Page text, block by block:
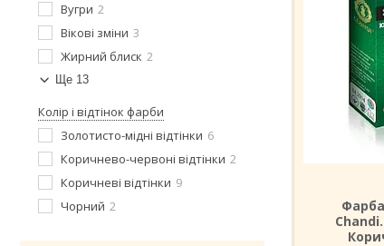
Вугри 2
Вікові зміни 3
Жирний блиск 2
Ще 13
Колір і відтінок фарби
Золотисто-мідні відтінки 6
Коричнево-червоні відтінки 2
Коричневі відтінки 9
Чорний 2